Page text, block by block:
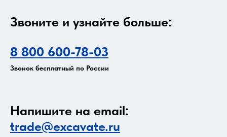
Звоните и узнайте больше:
8 800 600-78-03
Звонок бесплатный по России
Напишите на email:
trade@excavate.ru